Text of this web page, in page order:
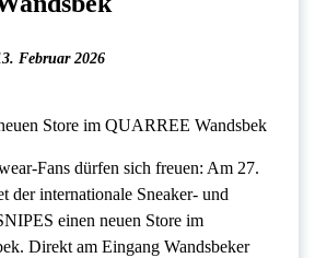
Februar 2026
Fans dürfen sich freuen: Am 27.
der internationale Sneaker- und
einen neuen Store im
Direkt am Eingang Wandsbeker